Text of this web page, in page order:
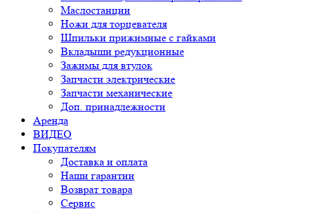
Маслостанции
Ножи для торцевателя
Шпильки прижимные с гайками
Вкладыши редукционные
Зажимы для втулок
Запчасти электрические
Запчасти механические
Доп. принадлежности
Аренда
ВИДЕО
Покупателям
Доставка и оплата
Наши гарантии
Возврат товара
Сервис